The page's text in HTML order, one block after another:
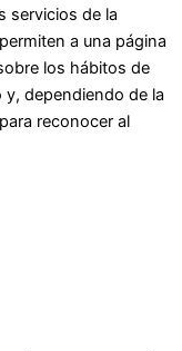
servicios de la
a una página
los hábitos de
y, dependiendo de la
reconocer al